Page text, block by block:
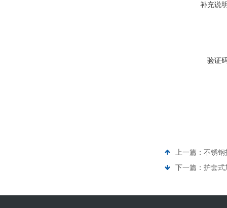
补充说
验证
上一篇： 不锈钢
下一篇： 护套式